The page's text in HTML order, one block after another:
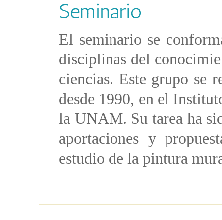
El seminario se
disciplinas del
ciencias. Este grupo se
desde 1990, en el
la UNAM. Su tarea ha
aportaciones y
estudio de la pintura